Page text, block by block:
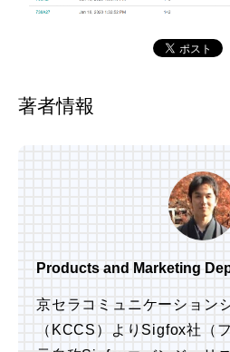
著者情報
Products and Marketing
京セラコミュニケーション
（KCCS）よりSigfox社（